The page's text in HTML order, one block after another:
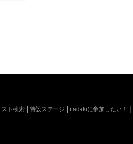
スト検索 特設ステージ itadakiに参加したい！